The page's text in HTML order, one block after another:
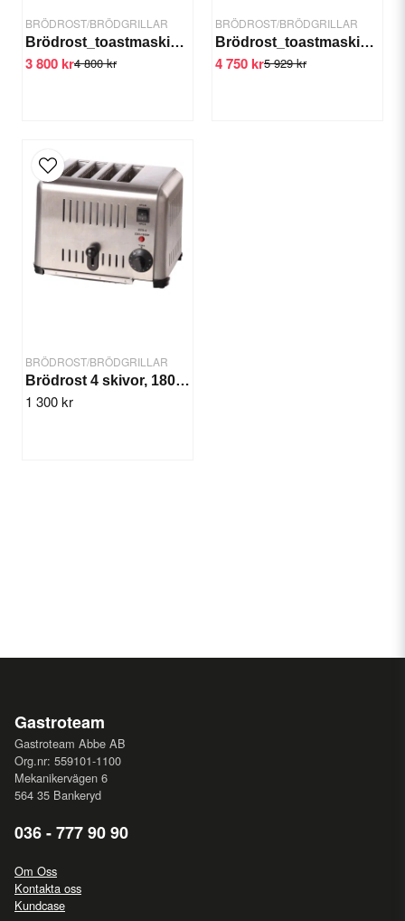
BRÖDROST/BRÖDGRILLAR
Brödrost_toastmaskin 300 skivor
4 800 kr
3 800 kr
BRÖDROST/BRÖDGRILLAR
Brödrost_toastmaskin 450 skivor
5 929 kr
4 750 kr
BRÖDROST/BRÖDGRILLAR
Brödrost 4 skivor, 1800 W
1 300 kr
Gastroteam
Gastroteam Abbe AB
Org.nr: 559101-1100
Mekanikervägen 6
564 35 Bankeryd
036 - 777 90 90
Om Oss
Kontakta oss
Kundcase